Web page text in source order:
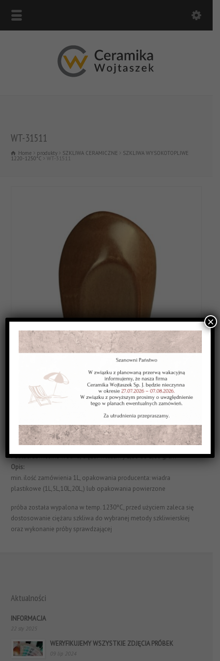
WT-31511
Home produkty SZKLIWA CERAMICZNE SZKLIWA WYSOKOTOPLIWE
1220-1250*C WT-31511
Category: SZKLIWA WYSOKOTOPLIWE 1220-1250*C
Kolor:brązowe rustykalne
Typ:kryjące
Struktura Powierzchni:matowe i efektowe
Postać:zawiesina wodna, ciężar właściwy 1,55 do 1,60 g/cm³
Opis:
min. ilość zamówienia 1L, opakowania producenta: wiadra
plastikowe (1L,5L,10L,20L,) lub opakowania powierzone
próba została wypalona w temp. 1230ºC, przed użyciem zaleca się
dostosowanie ciężaru szkliwa do wybranej metody szkliwierskiej
oraz wykonanie próby sprawdzającej
Aktualności
INFORMACJA
22 sty 2025
WERYFIKUJEMY WSZYSTKIE ZDJĘCIA PRÓBEK
09 lip 2024
×